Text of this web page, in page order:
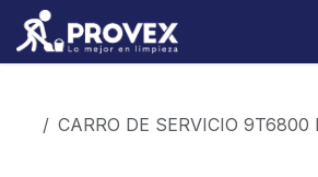
Ir al contenido
CARRO DE SERVICIO 9T6800